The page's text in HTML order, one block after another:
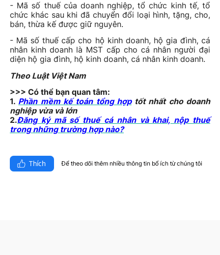
- Mã số thuế của doanh nghiệp, tổ chức kinh tế, tổ
chức khác sau khi đã chuyển đổi loại hình, tặng, cho,
bán, thừa kế được giữ nguyên.
- Mã số thuế cấp cho hộ kinh doanh, hộ gia đình, cá
nhân kinh doanh là MST cấp cho cá nhân người đại
diện hộ gia đình, hộ kinh doanh, cá nhân kinh doanh.
Theo Luật Việt Nam
>>> Có thể bạn quan tâm:
1. Phần mềm kế toán tổng hợptốt nhất cho doanh
nghiệp vừa và lớn
2.Đăng ký mã số thuế cá nhân và khai, nộp thuế
trong những trường hợp nào?
Thích Để theo dõi thêm nhiều thông tin bổ ích từ chúng tôi​